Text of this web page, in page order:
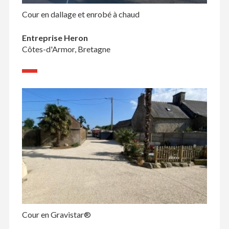
Cour en dallage et enrobé à chaud
Entreprise Heron
Côtes-d'Armor, Bretagne
Cour en Gravistar®